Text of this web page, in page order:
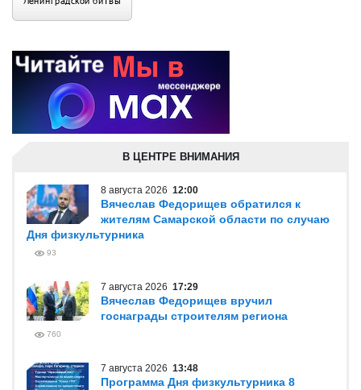
В ЦЕНТРЕ ВНИМАНИЯ
8 августа 2026 12:00
Вячеслав Федорищев обратился к
жителям Самарской области по случаю
Дня физкультурника
93
7 августа 2026 17:29
Вячеслав Федорищев вручил
госнаграды строителям региона
760
7 августа 2026 13:48
Программа Дня физкультурника 8